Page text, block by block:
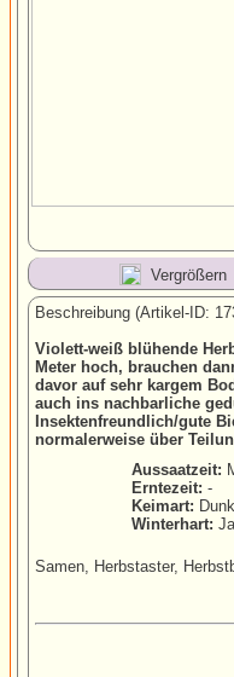
Vergrößern
Beschreibung (Artikel-ID:
Violett-weiß blühende
Meter hoch, brauchen
davor auf sehr kargem
auch ins nachbarliche
Insektenfreundlich/gute
normalerweise über
Aussaatzeit:
Erntezeit: -
Keimart:
Winterhart: Ja
Samen, Herbstaster,